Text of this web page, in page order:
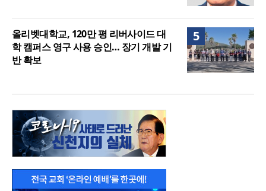
5
올리벳대학교, 120만 평 리버사이드 대
학 캠퍼스 영구 사용 승인… 장기 개발 기
반 확보